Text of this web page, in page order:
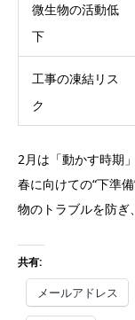
微生物の活動低
下
工事の凍結リス
ク
2月は「動かす時期
春に向けての“下準
物のトラブルを防ぎ
共有:
メールアドレス